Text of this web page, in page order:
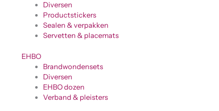
Diversen
Productstickers
Sealen & verpakken
Servetten & placemats
EHBO
Brandwondensets
Diversen
EHBO dozen
Verband & pleisters